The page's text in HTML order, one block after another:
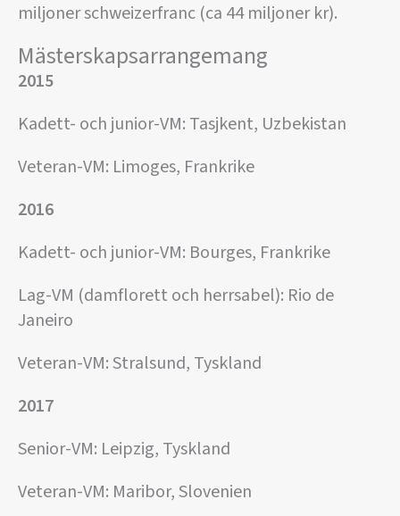
miljoner schweizerfranc (ca 44 miljoner kr).
Mästerskapsarrangemang
2015
Kadett- och junior-VM: Tasjkent, Uzbekistan
Veteran-VM: Limoges, Frankrike
2016
Kadett- och junior-VM: Bourges, Frankrike
Lag-VM (damflorett och herrsabel): Rio de
Janeiro
Veteran-VM: Stralsund, Tyskland
2017
Senior-VM: Leipzig, Tyskland
Veteran-VM: Maribor, Slovenien